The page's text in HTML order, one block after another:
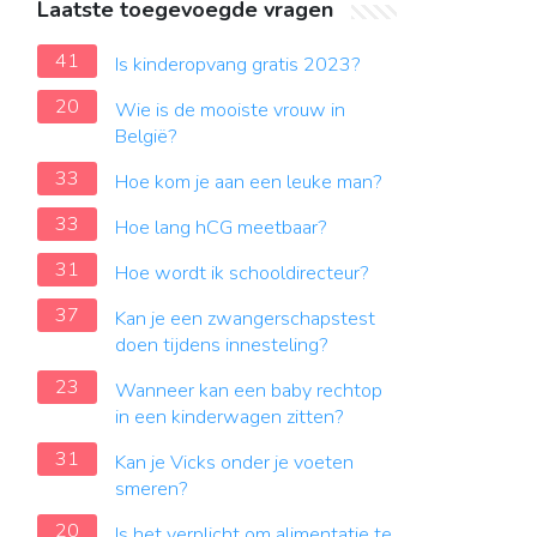
Laatste toegevoegde vragen
41
Is kinderopvang gratis 2023?
20
Wie is de mooiste vrouw in
België?
33
Hoe kom je aan een leuke man?
33
Hoe lang hCG meetbaar?
31
Hoe wordt ik schooldirecteur?
37
Kan je een zwangerschapstest
doen tijdens innesteling?
23
Wanneer kan een baby rechtop
in een kinderwagen zitten?
31
Kan je Vicks onder je voeten
smeren?
20